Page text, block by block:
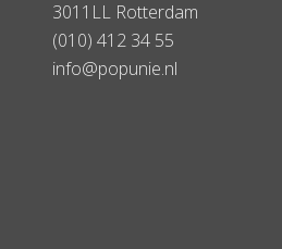
3011LL Rotterdam
(010) 412 34 55
info@popunie.nl